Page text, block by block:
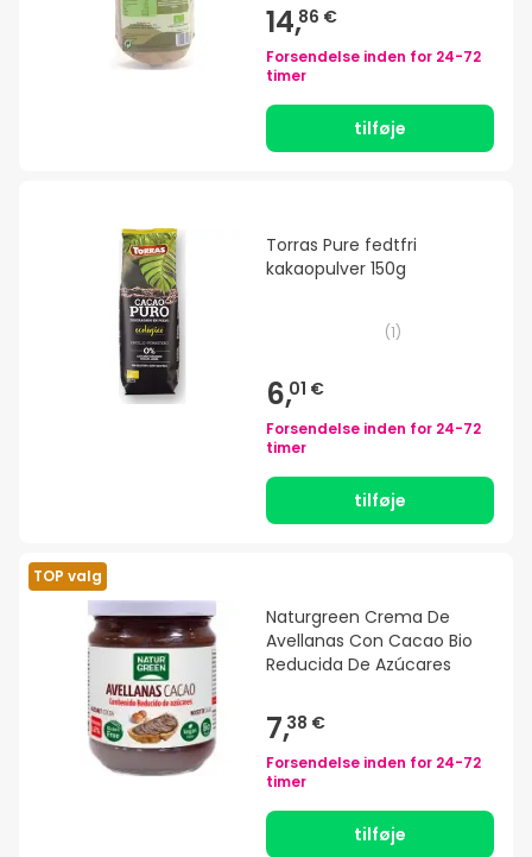
14,86 €
Forsendelse inden for 24-72
timer
tilføje
Torras Pure fedtfri
kakaopulver 150g
(1)
6,01 €
Forsendelse inden for 24-72
timer
tilføje
TOP valg
Naturgreen Crema De
Avellanas Con Cacao Bio
Reducida De Azúcares
7,38 €
Forsendelse inden for 24-72
timer
tilføje